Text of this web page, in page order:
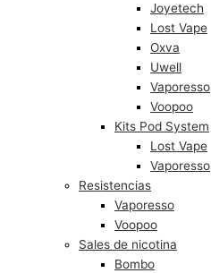
Joyetech
Lost Vape
Oxva
Uwell
Vaporesso
Voopoo
Kits Pod System
Lost Vape
Vaporesso
Resistencias
Vaporesso
Voopoo
Sales de nicotina
Bombo